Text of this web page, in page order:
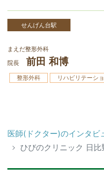
せんげん台駅
まえだ整形外科
院長
前田 和博
整形外科 リハビリテーシ
医師(ドクター)のインタビ
ひびのクリニック 日